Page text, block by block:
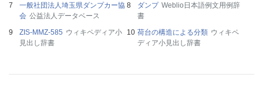
一般社団法人埼玉県ダンプカー協
会 公益法人データベース
ダンプ Weblio日本語例文用例辞
書
ZIS-MMZ-585 ウィキペディア小
見出し辞書
荷台の構造による分類 ウィキペ
ディア小見出し辞書